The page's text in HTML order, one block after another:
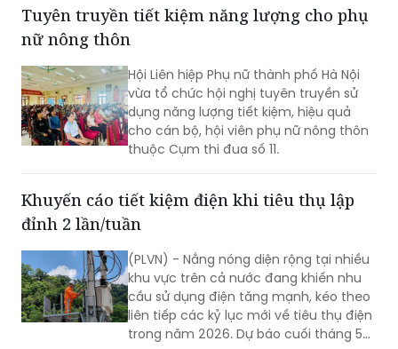
Tuyên truyền tiết kiệm năng lượng cho phụ
nữ nông thôn
Hội Liên hiệp Phụ nữ thành phố Hà Nội
vừa tổ chức hội nghị tuyên truyền sử
dụng năng lượng tiết kiệm, hiệu quả
cho cán bộ, hội viên phụ nữ nông thôn
thuộc Cụm thi đua số 11.
Khuyến cáo tiết kiệm điện khi tiêu thụ lập
đỉnh 2 lần/tuần
(PLVN) - Nắng nóng diện rộng tại nhiều
khu vực trên cả nước đang khiến nhu
cầu sử dụng điện tăng mạnh, kéo theo
liên tiếp các kỷ lục mới về tiêu thụ điện
trong năm 2026. Dự báo cuối tháng 5